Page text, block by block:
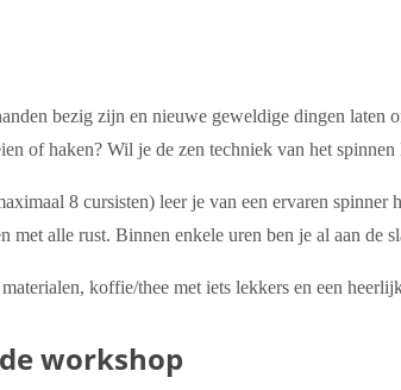
bezig zijn en nieuwe geweldige dingen laten
of haken? Wil je de zen techniek van het
8 cursisten) leer je van een ervaren
met alle rust. Binnen enkele uren ben je al aan de
koffie/thee met iets lekkers en een
workshop